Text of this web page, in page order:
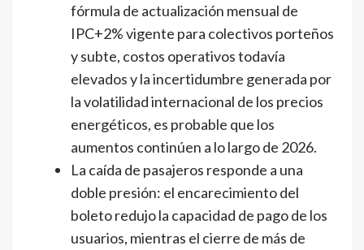
fórmula de actualización mensual de
IPC+2% vigente para colectivos porteños
y subte, costos operativos todavía
elevados y la incertidumbre generada por
la volatilidad internacional de los precios
energéticos, es probable que los
aumentos continúen a lo largo de 2026.
La caída de pasajeros responde a una
doble presión: el encarecimiento del
boleto redujo la capacidad de pago de los
usuarios, mientras el cierre de más de